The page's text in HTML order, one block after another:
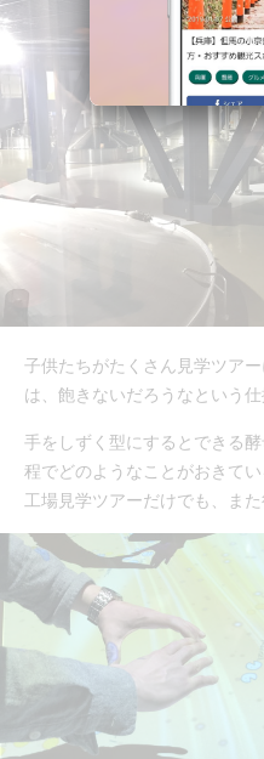
子供たちがたくさん見学ツア
は、飽きないだろうなという
手をしずく型にするとできる
程でどのようなことがおきて
工場見学ツアーだけでも、また